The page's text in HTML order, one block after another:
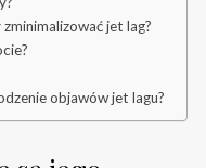
jet lag?
objawów jet lagu?